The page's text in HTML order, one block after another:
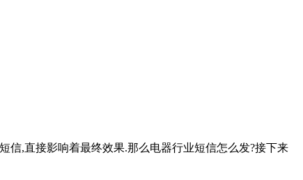
信,直接影响着最终效果.那么电器行业短信怎么发?接下来